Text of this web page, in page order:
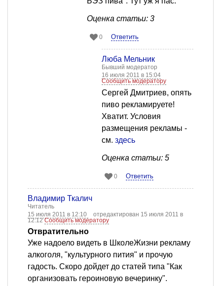
Оценка статьи: 3
0 Ответить
Люба Мельник
Бывший модератор
16 июля 2011 в 15:04
Сообщить модератору
Сергей Дмитриев, опять
пиво рекламируете!
Хватит. Условия
размещения рекламы -
см. здесь
Оценка статьи: 5
0 Ответить
Владимир Ткалич
Читатель
15 июля 2011 в 12:10
отредактирован 15 июля 2011 в
12:12Сообщить модератору
Отвратительно
Уже надоело видеть в ШколеЖизни рекламу
алкоголя, "культурного пития" и прочую
гадость. Скоро дойдет до статей типа "Как
организовать героиновую вечеринку".